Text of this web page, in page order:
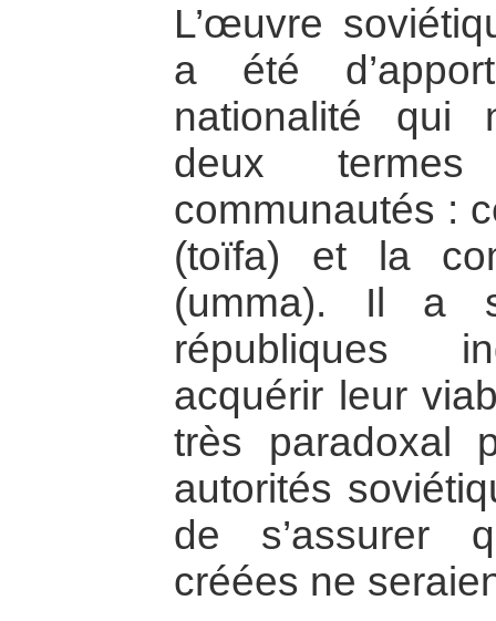
L’œuvre
a été
nationalité qui
deux
communautés :
(toïfa) et la
(umma). Il a
républiques
acquérir leur
très paradoxal
autorités
de s’assurer
créées ne